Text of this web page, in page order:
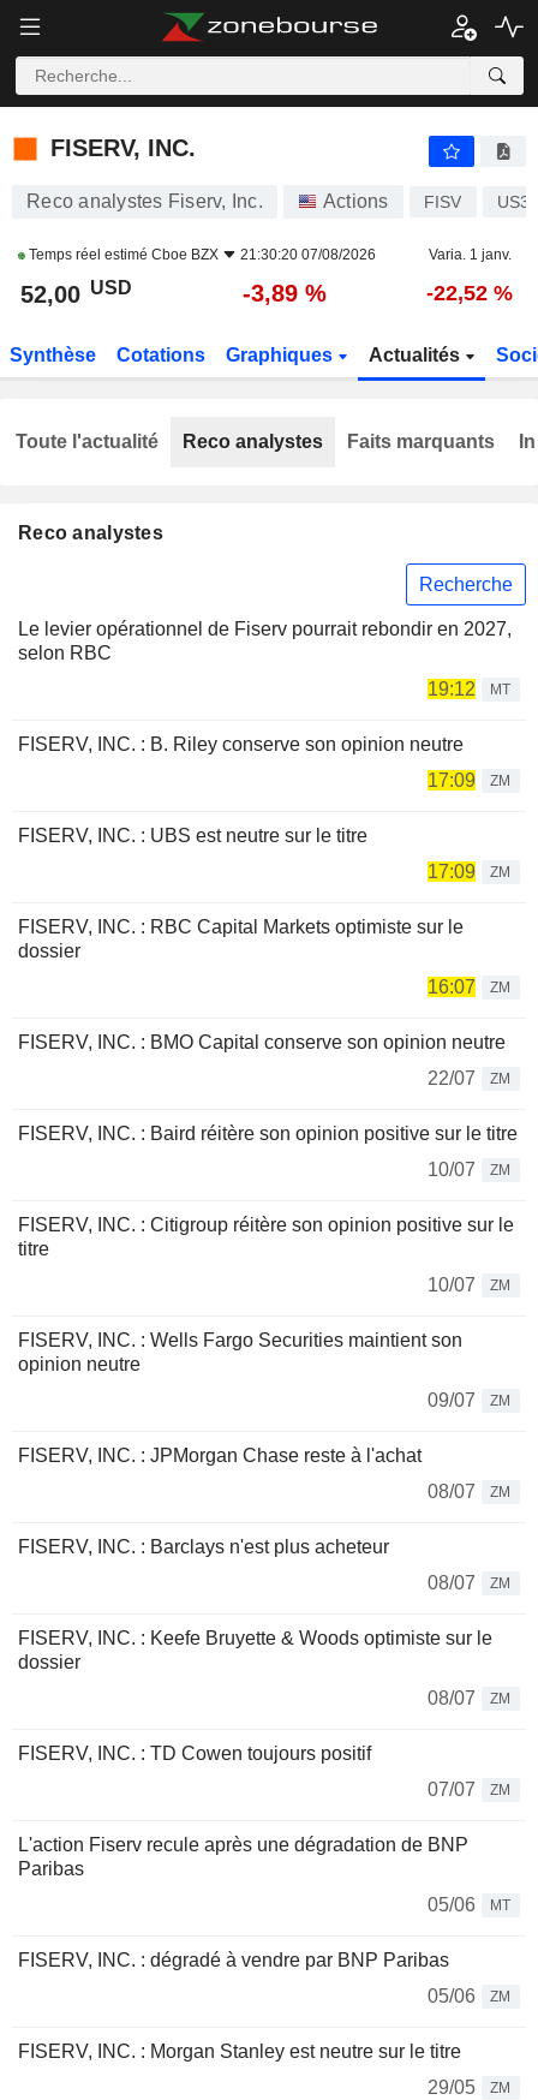
FISERV, INC.
FISERV, INC.
Reco analystes Fiserv, Inc. Actions FISV
Temps réel estimé Cboe BZX 21:30:20 07/08/2026 Varia. 1 janv.
52,00 USD -3,89 % -22,52 %
Synthèse Cotations Graphiques Actualités
Reco analystes
Recherche
Le levier opérationnel de Fiserv pourrait rebondir en 2027,
selon RBC
19:12
MT
FISERV, INC. : B. Riley conserve son opinion neutre
17:09
ZM
FISERV, INC. : UBS est neutre sur le titre
17:09
ZM
FISERV, INC. : RBC Capital Markets optimiste sur le
dossier
16:07
ZM
FISERV, INC. : BMO Capital conserve son opinion neutre
22/07
ZM
FISERV, INC. : Baird réitère son opinion positive sur le titre
10/07
ZM
FISERV, INC. : Citigroup réitère son opinion positive sur le
titre
10/07
ZM
FISERV, INC. : Wells Fargo Securities maintient son
opinion neutre
09/07
ZM
FISERV, INC. : JPMorgan Chase reste à l'achat
08/07
ZM
FISERV, INC. : Barclays n'est plus acheteur
08/07
ZM
FISERV, INC. : Keefe Bruyette & Woods optimiste sur le
dossier
08/07
ZM
FISERV, INC. : TD Cowen toujours positif
07/07
ZM
L'action Fiserv recule après une dégradation de BNP
Paribas
05/06
MT
FISERV, INC. : dégradé à vendre par BNP Paribas
05/06
ZM
FISERV, INC. : Morgan Stanley est neutre sur le titre
29/05
ZM
Toute l'actualité Reco analystes Faits marquants